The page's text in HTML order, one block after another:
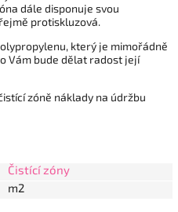
dále disponuje svou
protiskluzová.
který je mimořádně
Vám bude dělat radost její
zóně náklady na údržbu
Čistící zóny
m2